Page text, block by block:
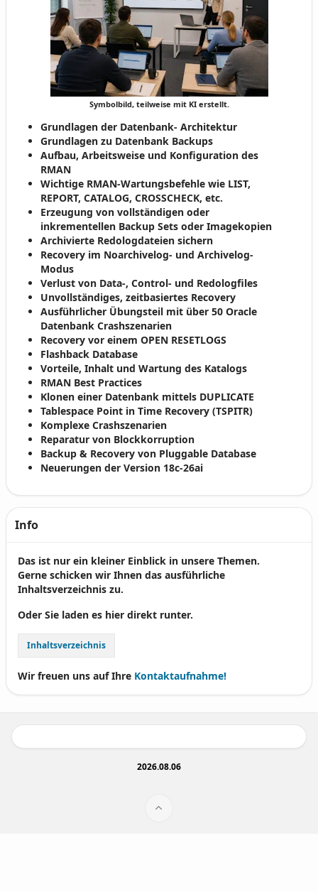
Symbolbild, teilweise mit KI erstellt.
Grundlagen der Datenbank- Architektur
Grundlagen zu Datenbank Backups
Aufbau, Arbeitsweise und Konfiguration des
RMAN
Wichtige RMAN-Wartungsbefehle wie LIST,
REPORT, CATALOG, CROSSCHECK, etc.
Erzeugung von vollständigen oder
inkrementellen Backup Sets oder Imagekopien
Archivierte Redologdateien sichern
Recovery im Noarchivelog- und Archivelog-
Modus
Verlust von Data-, Control- und Redologfiles
Unvollständiges, zeitbasiertes Recovery
Ausführlicher Übungsteil mit über 50 Oracle
Datenbank Crashszenarien
Recovery vor einem OPEN RESETLOGS
Flashback Database
Vorteile, Inhalt und Wartung des Katalogs
RMAN Best Practices
Klonen einer Datenbank mittels DUPLICATE
Tablespace Point in Time Recovery (TSPITR)
Komplexe Crashszenarien
Reparatur von Blockkorruption
Backup & Recovery von Pluggable Database
Neuerungen der Version 18c-26ai
Info
Das ist nur ein kleiner Einblick in unsere Themen.
Gerne schicken wir Ihnen das ausführliche
Inhaltsverzeichnis zu.
Oder Sie laden es hier direkt runter.
Inhaltsverzeichnis
Wir freuen uns auf Ihre Kontaktaufnahme!
2026.08.06